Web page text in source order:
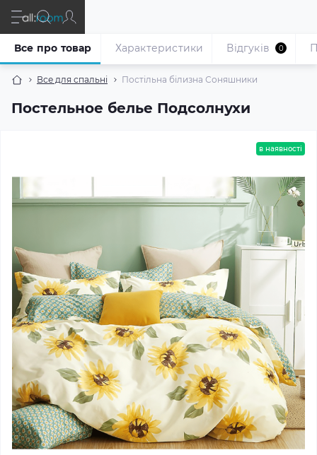
Все для спальні Постільна білизна Соняшники
Постельное белье Подсолнухи
Все про товар Характеристики Відгуків 0
в наявності